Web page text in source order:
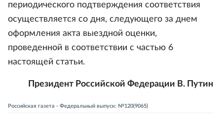
периодического подтверждения соответствия
осуществляется со дня, следующего за днем
оформления акта выездной оценки,
проведенной в соответствии с частью 6
настоящей статьи.
Президент Российской Федерации В. Путин
Российская газета - Федеральный выпуск: №120(9065)